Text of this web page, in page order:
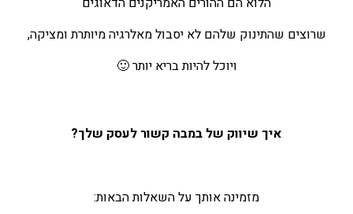
שרוצים שהתינוק שלהם לא יסבול מאלרגיה מיותרת ומציקה,
ויוכל להיות בריא יותר 🙂
איך שיווק של במבה קשור לעסק שלך?
מזמינה אותך על השאלות הבאות: